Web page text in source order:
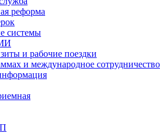
реформа
системы
и рабочие поездки
и международное сотрудничество